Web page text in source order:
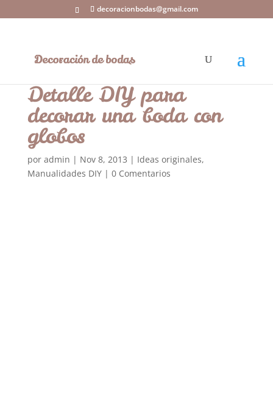
decoracionbodas@gmail.com
Detalle DIY para
decorar una boda con
globos
por admin | Nov 8, 2013 | Ideas originales,
Manualidades DIY| 0 Comentarios